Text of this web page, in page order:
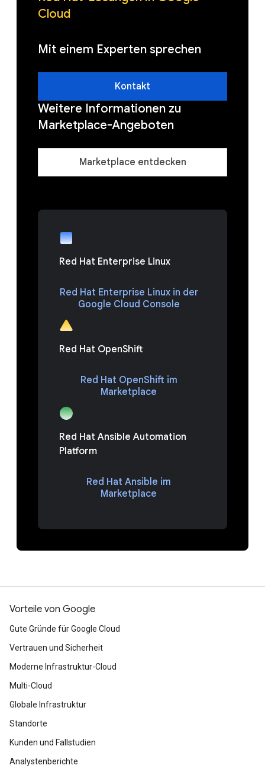
Cloud
Mit einem Experten sprechen
Kontakt
Weitere Informationen zu
Marketplace-Angeboten
Marketplace entdecken
Red Hat Enterprise Linux
Red Hat Enterprise Linux in der
Google Cloud Console
Red Hat OpenShift
Red Hat OpenShift im
Marketplace
Red Hat Ansible Automation
Platform
Red Hat Ansible im
Marketplace
Vorteile von Google
Gute Gründe für Google Cloud
Vertrauen und Sicherheit
Moderne Infrastruktur-Cloud
Multi-Cloud
Globale Infrastruktur
Standorte
Kunden und Fallstudien
Analystenberichte